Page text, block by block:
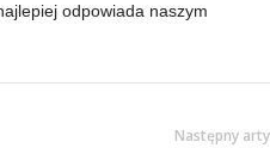
odpowiada naszym
Następny